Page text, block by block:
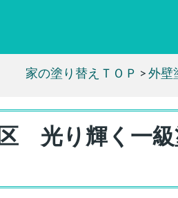
家の塗り替えＴＯＰ >外壁
光り輝く一級